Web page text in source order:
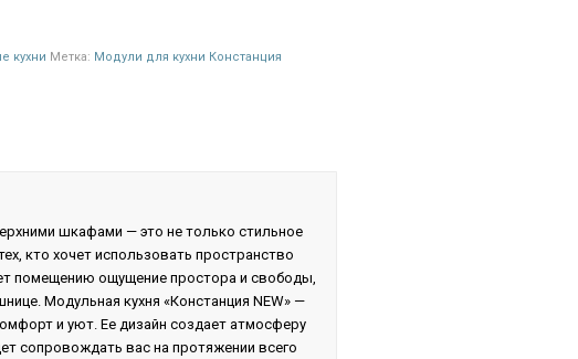
кухни Метка: Модули для кухни Констанция
шкафами — это не только стильное
кто хочет использовать пространство
помещению ощущение простора и свободы,
Модульная кухня «Констанция NEW» —
и уют. Ее дизайн создает атмосферу
сопровождать вас на протяжении всего